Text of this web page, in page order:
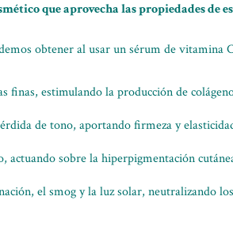
que aprovecha las propiedades
obtener al usar un sérum de vitamina
finas, estimulando la producción de
de tono, aportando firmeza y
actuando sobre la hiperpigmentación
el smog y la luz solar, neutralizando